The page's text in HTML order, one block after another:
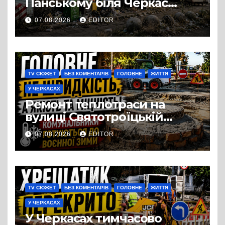
перетворився на занедбане
сміттєзвалище
07.08.2026 EDITOR
TV СЮЖЕТ БЕЗ КОМЕНТАРІВ ГОЛОВНЕ ЖИТТЯ
У ЧЕРКАСАХ
Ремонт теплотраси на
вулиці Святотроїцькій
затягнувся порівняно із
запланованими термінами.
Вулицю досі не відкрили
для руху
07.08.2026 EDITOR
TV СЮЖЕТ БЕЗ КОМЕНТАРІВ ГОЛОВНЕ ЖИТТЯ
У ЧЕРКАСАХ
У Черкасах тимчасово